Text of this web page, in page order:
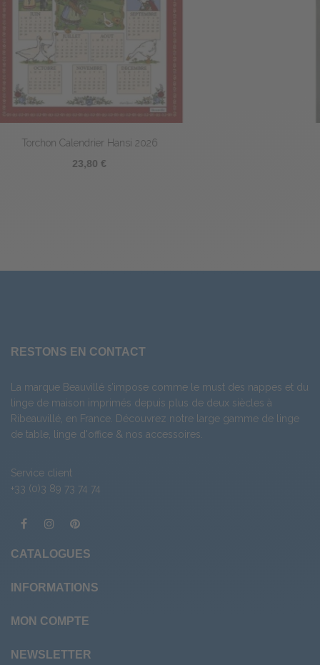
Torchon L’arbre de Pâques
RESTONS EN CONTACT
La marque Beauvillé s’impose comme le must des nappes et du
linge de maison imprimés depuis plus de deux siècles à
Ribeauvillé, en France. Découvrez notre large gamme de linge
de table, linge d'office & nos accessoires.
Service client
+33 (0)3 89 73 74 74
CATALOGUES
INFORMATIONS
MON COMPTE
NEWSLETTER